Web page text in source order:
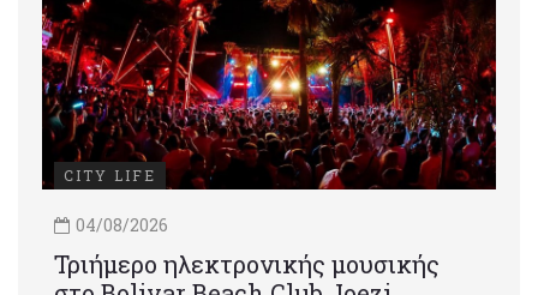
CITY LIFE
04/08/2026
Τριήμερο ηλεκτρονικής μουσικής